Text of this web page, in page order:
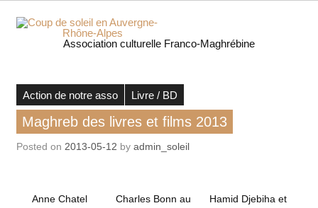
Skip
content
Coup
Association culturelle Franco-Maghrébine
Action de notre asso Livre / BD
Maghreb des livres et films 2013
Posted on 2013-05-12 by admin_soleil
Anne Chatel
Charles Bonn au
Hamid Djebiha et